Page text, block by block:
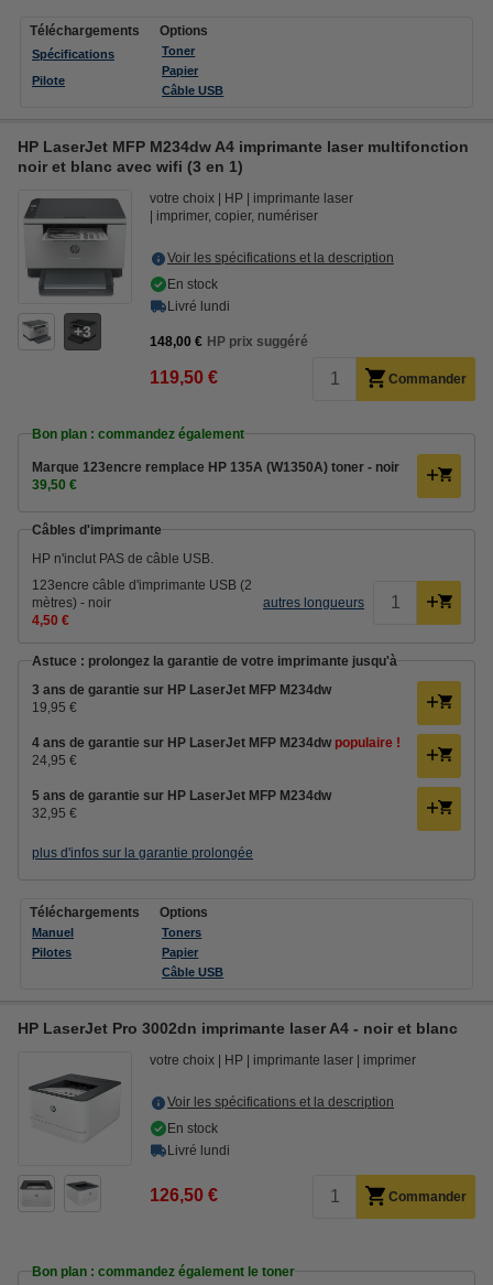
Téléchargements
Spécifications
Pilote
Options
Toner
Papier
Câble USB
HP LaserJet MFP M234dw A4 imprimante laser multifonction
noir et blanc avec wifi (3 en 1)
3
votre choix HP
imprimante laser
imprimer, copier, numériser
Voir les spécifications et la description
En stock
Livré lundi
148,00 € HP prix suggéré
119,50 € Commander
Bon plan : commandez également
Marque 123encre remplace HP 135A (W1350A) toner - noir
39,50 €
Câbles d'imprimante
HP n'inclut PAS de câble USB.
123encre câble d'imprimante USB (2
mètres) - noir
4,50 €
autres longueurs
Astuce : prolongez la garantie de votre imprimante jusqu'à
3 ans de garantie sur HP LaserJet MFP M234dw
19,95 €
4 ans de garantie sur HP LaserJet MFP M234dw populaire !
24,95 €
5 ans de garantie sur HP LaserJet MFP M234dw
32,95 €
plus d'infos sur la garantie prolongée
Téléchargements
Manuel
Pilotes
Options
Toners
Papier
Câble USB
HP LaserJet Pro 3002dn imprimante laser A4 - noir et blanc
votre choix HP imprimante laser imprimer
Voir les spécifications et la description
En stock
Livré lundi
126,50 € Commander
Bon plan : commandez également le toner